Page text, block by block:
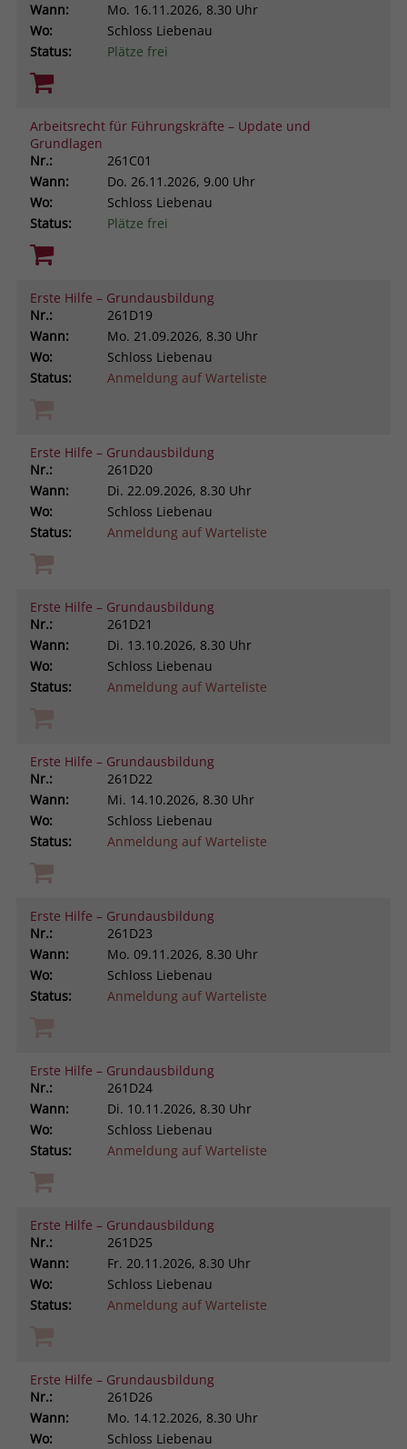
Wann:
Mo. 16.11.2026, 8.30 Uhr
Wo:
Schloss Liebenau
Status:
Plätze frei
Arbeitsrecht für Führungskräfte – Update und
Grundlagen
Nr.:
261C01
Wann:
Do. 26.11.2026, 9.00 Uhr
Wo:
Schloss Liebenau
Status:
Plätze frei
Erste Hilfe – Grundausbildung
Nr.:
261D19
Wann:
Mo. 21.09.2026, 8.30 Uhr
Wo:
Schloss Liebenau
Status:
Anmeldung auf Warteliste
Erste Hilfe – Grundausbildung
Nr.:
261D20
Wann:
Di. 22.09.2026, 8.30 Uhr
Wo:
Schloss Liebenau
Status:
Anmeldung auf Warteliste
Erste Hilfe – Grundausbildung
Nr.:
261D21
Wann:
Di. 13.10.2026, 8.30 Uhr
Wo:
Schloss Liebenau
Status:
Anmeldung auf Warteliste
Erste Hilfe – Grundausbildung
Nr.:
261D22
Wann:
Mi. 14.10.2026, 8.30 Uhr
Wo:
Schloss Liebenau
Status:
Anmeldung auf Warteliste
Erste Hilfe – Grundausbildung
Nr.:
261D23
Wann:
Mo. 09.11.2026, 8.30 Uhr
Wo:
Schloss Liebenau
Status:
Anmeldung auf Warteliste
Erste Hilfe – Grundausbildung
Nr.:
261D24
Wann:
Di. 10.11.2026, 8.30 Uhr
Wo:
Schloss Liebenau
Status:
Anmeldung auf Warteliste
Erste Hilfe – Grundausbildung
Nr.:
261D25
Wann:
Fr. 20.11.2026, 8.30 Uhr
Wo:
Schloss Liebenau
Status:
Anmeldung auf Warteliste
Erste Hilfe – Grundausbildung
Nr.:
261D26
Wann:
Mo. 14.12.2026, 8.30 Uhr
Wo:
Schloss Liebenau